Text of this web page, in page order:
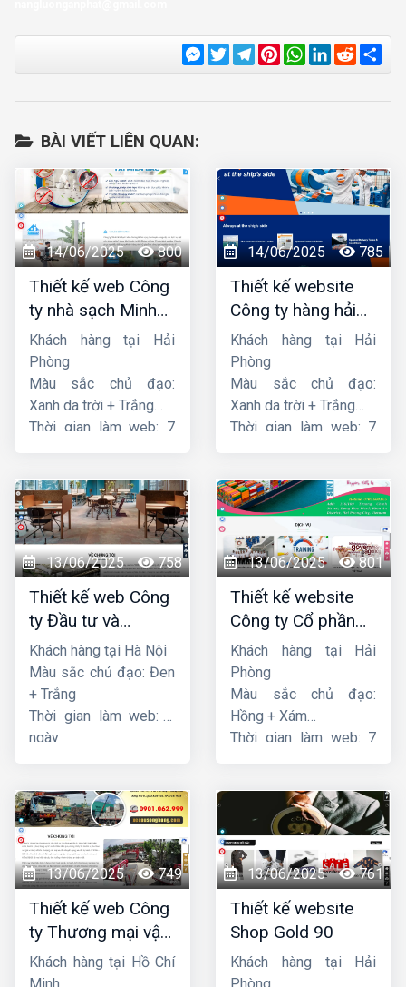
Messenger
TwitterTelegram
Pinterest
WhatsApp
LinkedIn
Reddit
BÀI VIẾT LIÊN QUAN:
14/06/2025 800
Thiết kế web Công
ty nhà sạch Minh
Dương
Khách hàng tại Hải
Phòng
Màu sắc chủ đạo:
Xanh da trời + Trắng
Thời gian làm web: 7
14/06/2025 785
Thiết kế website
Công ty hàng hải
liên minh
Khách hàng tại Hải
Phòng
Màu sắc chủ đạo:
Xanh da trời + Trắng
Thời gian làm web: 7
13/06/2025 758
Thiết kế web Công
ty Đầu tư và
Thương mại Five-
Star
Khách hàng tại Hà Nội
Màu sắc chủ đạo: Đen
+ Trắng
Thời gian làm web: 7
ngày
13/06/2025 801
Thiết kế website
Công ty Cổ phần
dịch vụ hàng hải
Sen
Khách hàng tại Hải
Phòng
Màu sắc chủ đạo:
Hồng + Xám
Thời gian làm web: 7
13/06/2025 749
Thiết kế web Công
ty Thương mại vận
tải Song Bằng
Khách hàng tại Hồ Chí
13/06/2025 761
Thiết kế website
Shop Gold 90
Khách hàng tại Hải